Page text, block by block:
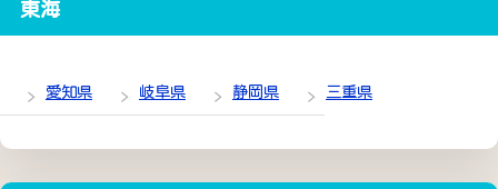
東海
愛知県 岐阜県 静岡県 三重県